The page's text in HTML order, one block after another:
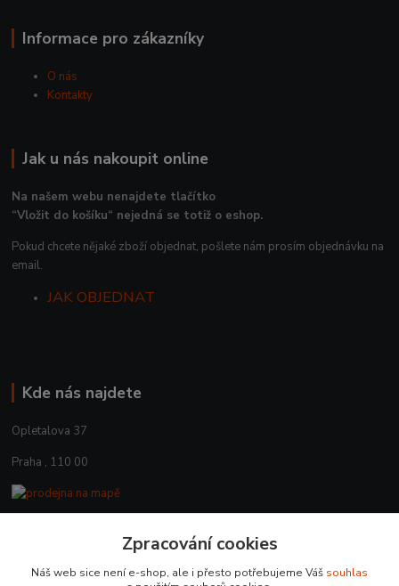
Informace pro zákazníky
O nás
Kontakty
Jak u nás nakoupit online
Na našem webu nenajdete tlačítko
“Vložit do košíku“ nejedná se totiž o eshop.
Pokud chcete nějaké zboží objednat, pošlete nám prosím objednávku na
email.
JAK OBJEDNAT
Kde nás najdete
Opletalova 37
Praha , 110 00
Zpracování cookies
Náš web sice není e-shop, ale i přesto potřebujeme Váš souhlas